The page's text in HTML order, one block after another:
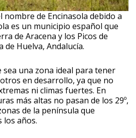
nombre de Encinasola debido a
es un municipio español que
de Aracena y los Picos de
de Huelva, Andalucía.
sea una zona ideal para tener
en desarrollo, ya que no
ni climas fuertes. En
más altas no pasan de los 29º,
de la península que
los años.